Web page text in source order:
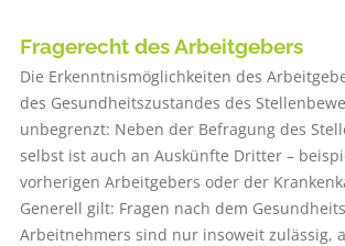
Fragerecht des Arbeitgebers
Die Erkenntnismöglichkeiten des
des Gesundheitszustandes des
unbegrenzt: Neben der Befragung des
selbst ist auch an Auskünfte Dritter –
vorherigen Arbeitgebers oder der
Generell gilt: Fragen nach dem
Arbeitnehmers sind nur insoweit zulässig,